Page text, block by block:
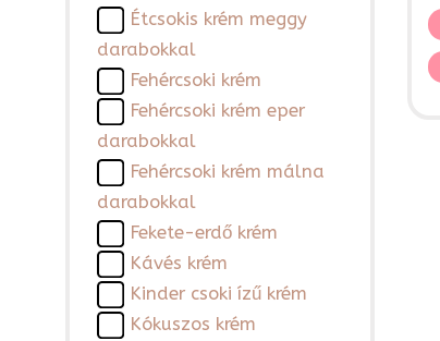
Étcsokis krém meggy
darabokkal
Fehércsoki krém
Fehércsoki krém eper
darabokkal
Fehércsoki krém málna
darabokkal
Fekete-erdő krém
Kávés krém
Kinder csoki ízű krém
Kókuszos krém